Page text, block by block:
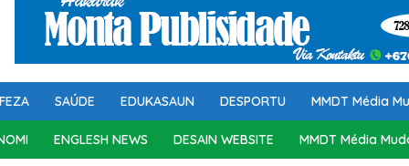
SAÚDE EDUKASAUN DESPORTU MMDT Média
ENGLESH NEWS DESAIN WEBSITE MMDT Média